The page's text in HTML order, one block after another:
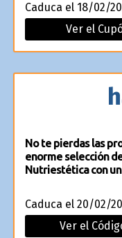
Caduca el 18/02/
Ver el
No te pierdas las
enorme selección
Nutriestética con
Caduca el 20/02/
Ver el